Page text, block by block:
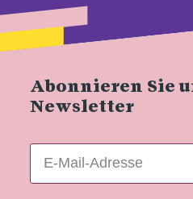
Abonnieren Sie
Newsletter